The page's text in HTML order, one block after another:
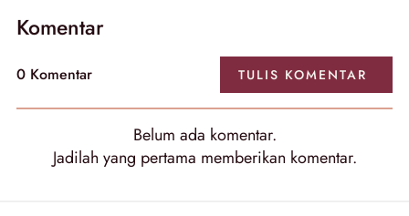
Komentar
0 Komentar TULIS KOMENTAR
Belum ada komentar.
Jadilah yang pertama memberikan komentar.